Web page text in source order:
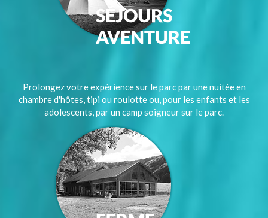
Prolongez votre expérience sur le parc par une nuitée en
chambre d'hôtes, tipi ou roulotte ou, pour les enfants et les
adolescents, par un camp soigneur sur le parc.